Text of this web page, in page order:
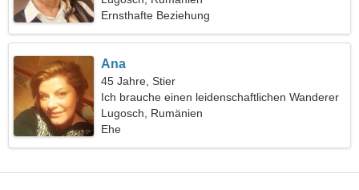
Ernsthafte Beziehung
Ana
45 Jahre, Stier
Ich brauche einen leidenschaftlichen Wanderer
Lugosch, Rumänien
Ehe